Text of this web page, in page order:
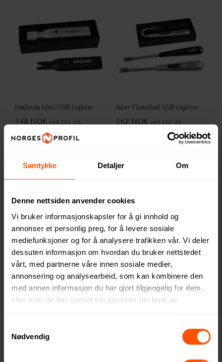
Samtykke Detaljer Om
Denne nettsiden anvender cookies
Vi bruker informasjonskapsler for å gi innhold og
annonser et personlig preg, for å levere sosiale
mediefunksjoner og for å analysere trafikken vår. Vi deler
dessuten informasjon om hvordan du bruker nettstedet
vårt, med partnerne våre innen sosiale medier,
annonsering og analysearbeid, som kan kombinere den
med annen informasjon du har gjort tilgjengelig for dem,
eller som de har samlet inn gjennom din bruk av
Nødvendig
Melinda Mini USB Lighter
148 NOK ved 250 stk.
Aker Fleksibel USB Lighter
262 NOK ved 250 stk.
Malgor USB Lighter
209 NOK ved 250 stk.
Tulum Utendørs Vanntett
Lighter
254 NOK